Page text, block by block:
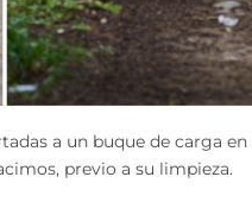
a un buque de carga
previo a su limpieza.